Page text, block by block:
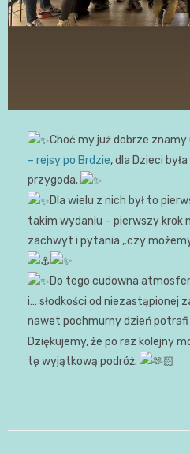
Choć my już dobrze znamy
– rejsy po Brdzie, dla Dzieci
przygoda.
Dla wielu z nich był to
takim wydaniu – pierwszy krok
zachwyt i pytania „czy
Do tego cudowna
i… słodkości od niezastąpionej
nawet pochmurny dzień potrafi
Dziękujemy, że po raz kolejny
tę wyjątkową podróż.